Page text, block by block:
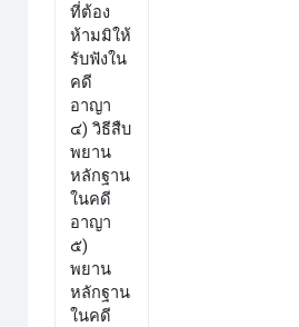
ที่ต้อง
ห้ามมิให้
รับฟังใน
คดี
อาญา
๔) วิธีสืบ
พยาน
หลักฐาน
ในคดี
อาญา
๕)
พยาน
หลักฐาน
ในคดี